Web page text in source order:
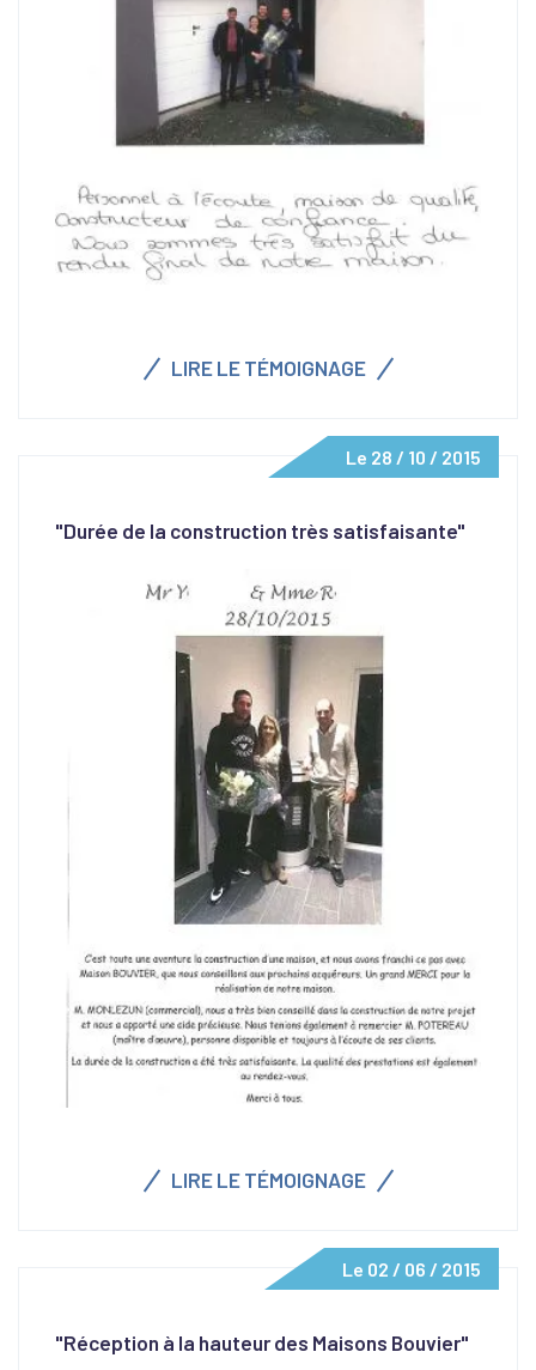
LIRE LE TÉMOIGNAGE
Le 28 / 10 / 2015
"Durée de la construction très satisfaisante"
LIRE LE TÉMOIGNAGE
Le 02 / 06 / 2015
"Réception à la hauteur des Maisons Bouvier"